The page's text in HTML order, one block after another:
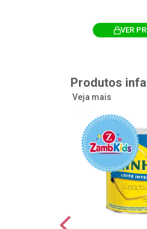
VER
Produtos
Veja mais